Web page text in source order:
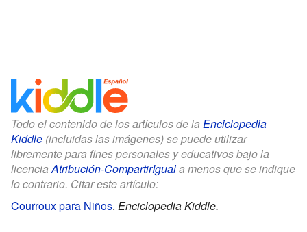
Todo el contenido de los artículos de la Enciclopedia
Kiddle (incluidas las imágenes) se puede utilizar
libremente para fines personales y educativos bajo la
licenciaAtribución-CompartirIguala menos que se indique
lo contrario. Citar este artículo:
Courroux para Niños. Enciclopedia Kiddle.